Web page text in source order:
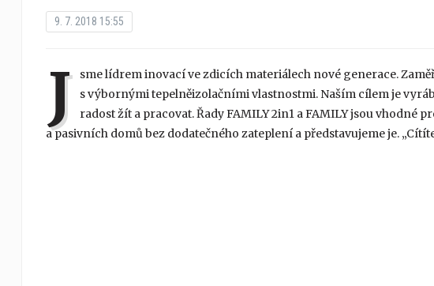
9. 7. 2018 15:55
J
sme lídrem inovací ve zdicích materiálech nové generace.
s výbornými tepelněizolačními vlastnostmi. Naším cílem je
radost žít a pracovat. Řady FAMILY 2in1 a FAMILY jsou
a pasivních domů bez dodatečného zateplení a představujeme je.